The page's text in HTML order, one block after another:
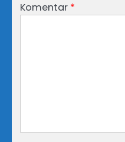
Komentar *